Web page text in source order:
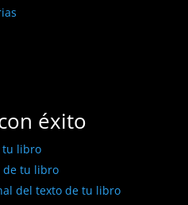
éxito
tu libro
de tu libro
del texto de tu libro